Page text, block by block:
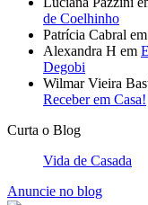
de Coelhinho
Patrícia Cabral em
Alexandra H em
Degobi
Wilmar Vieira
Receber em Casa!
Curta o Blog
Vida de Casada
Anuncie no blog